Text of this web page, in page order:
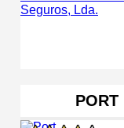
PORT